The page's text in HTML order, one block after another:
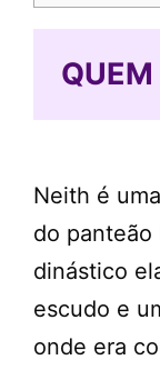
QUEM
Neith é
do
dinástico
escudo e
onde era